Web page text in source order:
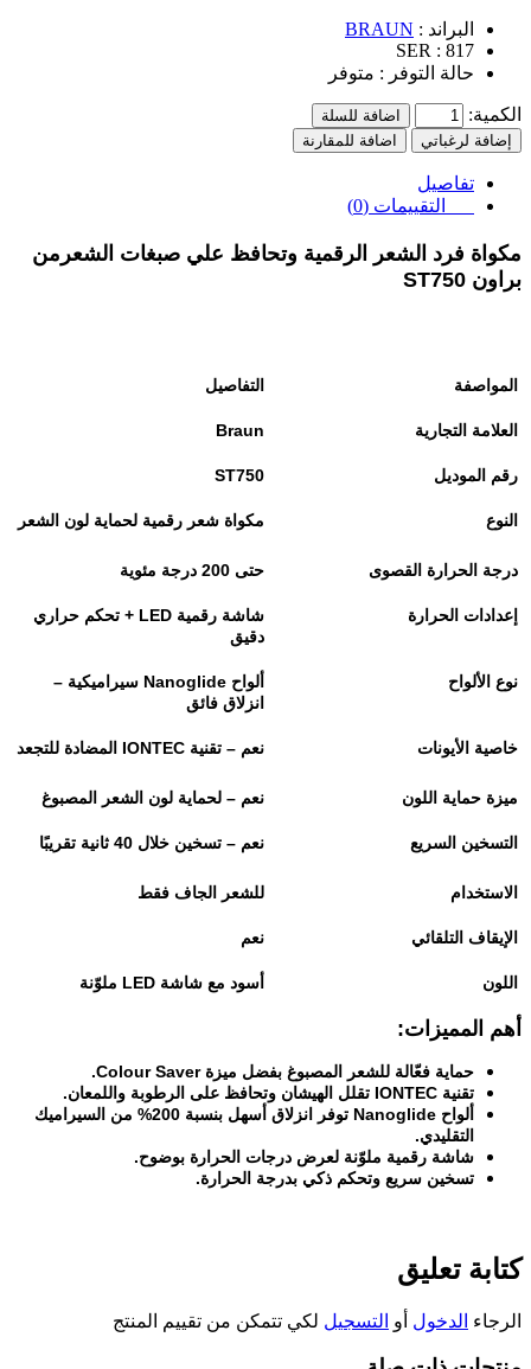
البراند : BRAUN
SER : 817
حالة التوفر : متوفر
الكمية:
اضافة للسلة
إضافة لرغباتي
اضافة للمقارنة
تفاصيل
التقييمات (0)
مكواة فرد الشعر الرقمية وتحافظ علي صبغات الشعرمن
براون ST750
المواصفة التفاصيل
العلامة التجارية Braun
رقم الموديل ST750
النوع مكواة شعر رقمية لحماية لون الشعر
درجة الحرارة القصوى حتى 200 درجة مئوية
إعدادات الحرارة شاشة رقمية
تحكم حراري
دقيق
نوع الألواح ألواح
سيراميكية –
انزلاق فائق
خاصية الأيونات نعم – تقنية المضادة للتجعد
ميزة حماية اللون نعم – لحماية لون الشعر المصبوغ
التسخين السريع نعم – تسخين خلال 40 ثانية تقريبًا
الاستخدام للشعر الجاف فقط
الإيقاف التلقائي نعم
اللون أسود مع شاشة ملوّنة
أهم المميزات:
حماية فعّالة للشعر المصبوغ بفضل ميزةColour Saver
.
تقنية
تقلل الهيشان وتحافظ على الرطوبة واللمعان.
ألواح
توفر انزلاق أسهل بنسبة 200% من السيراميك
التقليدي.
شاشة رقمية ملوّنة لعرض درجات الحرارة بوضوح.
تسخين سريع وتحكم ذكي بدرجة الحرارة.
كتابة تعليق
الرجاء الدخول أو التسجيل لكي تتمكن من تقييم المنتج